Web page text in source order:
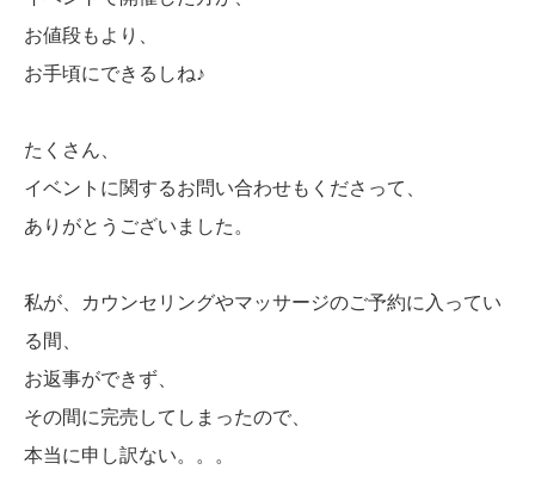
お値段もより、
お手頃にできるしね♪
たくさん、
イベントに関するお問い合わせもくださって、
ありがとうございました。
私が、カウンセリングやマッサージのご予約に入ってい
る間、
お返事ができず、
その間に完売してしまったので、
本当に申し訳ない。。。